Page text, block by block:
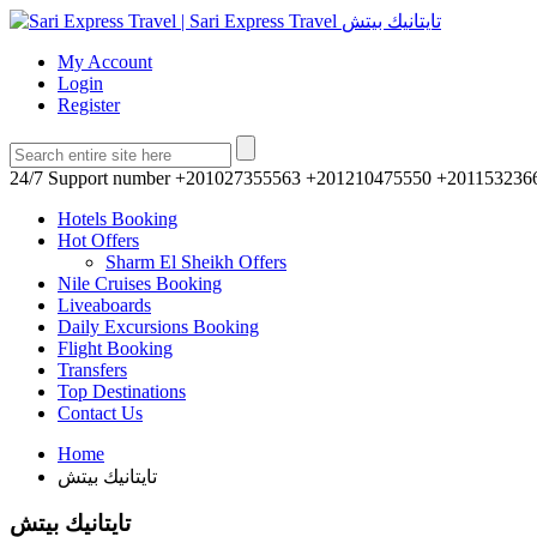
My Account
Login
Register
24/7 Support number +201027355563 +201210475550
Hotels Booking
Hot Offers
Sharm El Sheikh Offers
Nile Cruises Booking
Liveaboards
Daily Excursions Booking
Flight Booking
Transfers
Top Destinations
Contact Us
Home
تايتانيك بيتش
تايتانيك بيتش